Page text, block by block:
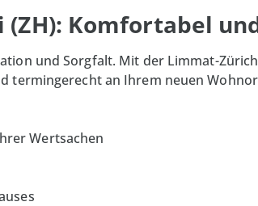
Komfortabel
und Sorgfalt. Mit der Limmat-
termingerecht an Ihrem neuen
Wertsachen